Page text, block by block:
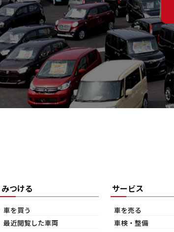
みつける
車を買う
最近閲覧した車両
サービス
車を売る
車検・整備